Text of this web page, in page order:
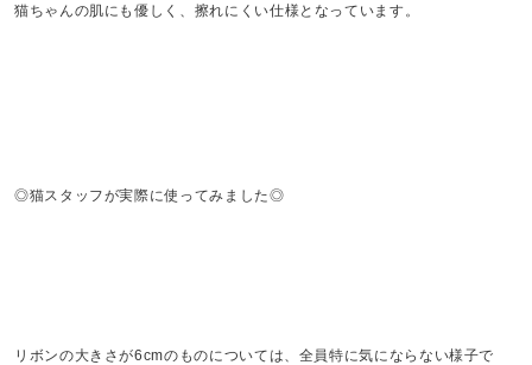
猫ちゃんの肌にも優しく、擦れにくい仕様となっています。
◎猫スタッフが実際に使ってみました◎
リボンの大きさが6cmのものについては、全員特に気にならない様子で